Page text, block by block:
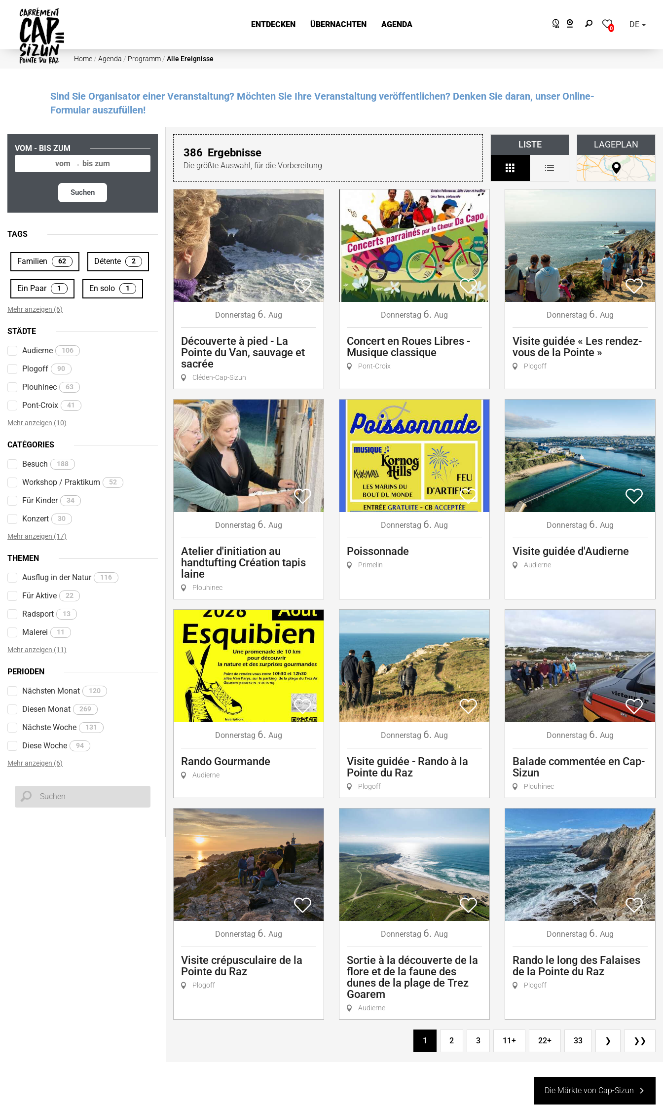
Skip to main content
0 DE
ENTDECKEN ÜBERNACHTEN AGENDA
Home / Agenda / Programm / Alle Ereignisse
Sind Sie Organisator einer Veranstaltung? Möchten Sie Ihre Veranstaltung veröffentlichen? Denken Sie daran, unser Online-
Formular auszufüllen!
VOM - BIS ZUM
Suchen
TAGS
Familien 62 Détente 2
Ein Paar 1 En solo 1
Mehr anzeigen (6)
STÄDTE
Audierne 106
Plogoff 90
Plouhinec 63
Pont-Croix 41
Mehr anzeigen (10)
CATÉGORIES
Besuch 188
Workshop / Praktikum 52
Für Kinder 34
Konzert 30
Mehr anzeigen (17)
THEMEN
Ausflug in der Natur 116
Für Aktive 22
Radsport 13
Malerei 11
Mehr anzeigen (11)
PERIODEN
Nächsten Monat 120
Diesen Monat 269
Nächste Woche 131
Diese Woche 94
Mehr anzeigen (6)
386 Ergebnisse
Die größte Auswahl, für die Vorbereitung
LISTE LAGEPLAN
Donnerstag 6. Aug
Découverte à pied - La
Pointe du Van, sauvage et
sacrée
Cléden-Cap-Sizun
Donnerstag 6. Aug
Concert en Roues Libres -
Musique classique
Pont-Croix
Donnerstag 6. Aug
Visite guidée « Les rendez-
vous de la Pointe »
Plogoff
Donnerstag 6. Aug
Atelier d'initiation au
handtufting Création tapis
laine
Plouhinec
Donnerstag 6. Aug
Poissonnade
Primelin
Donnerstag 6. Aug
Visite guidée d'Audierne
Audierne
Donnerstag 6. Aug
Rando Gourmande
Audierne
Donnerstag 6. Aug
Visite guidée - Rando à la
Pointe du Raz
Plogoff
Donnerstag 6. Aug
Balade commentée en Cap-
Sizun
Plouhinec
Donnerstag 6. Aug
Visite crépusculaire de la
Pointe du Raz
Plogoff
Donnerstag 6. Aug
Sortie à la découverte de la
flore et de la faune des
dunes de la plage de Trez
Goarem
Audierne
Donnerstag 6. Aug
Rando le long des Falaises
de la Pointe du Raz
Plogoff
1 2 3 11+ 22+ 33 ❯ ❯❯
Die Märkte von Cap-Sizun